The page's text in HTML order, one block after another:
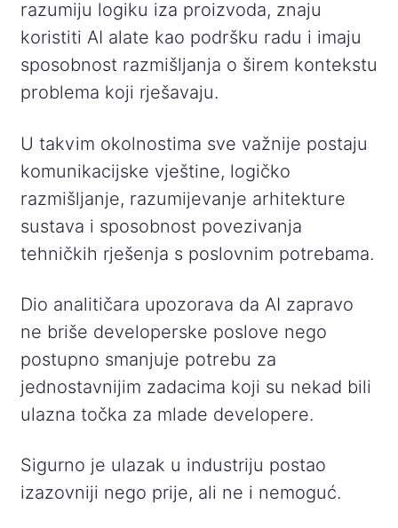
razumiju logiku iza proizvoda, znaju
koristiti AI alate kao podršku radu i imaju
sposobnost razmišljanja o širem kontekstu
problema koji rješavaju.
U takvim okolnostima sve važnije postaju
komunikacijske vještine, logičko
razmišljanje, razumijevanje arhitekture
sustava i sposobnost povezivanja
tehničkih rješenja s poslovnim potrebama.
Dio analitičara upozorava da AI zapravo
ne briše developerske poslove nego
postupno smanjuje potrebu za
jednostavnijim zadacima koji su nekad bili
ulazna točka za mlade developere.
Sigurno je ulazak u industriju postao
izazovniji nego prije, ali ne i nemoguć.